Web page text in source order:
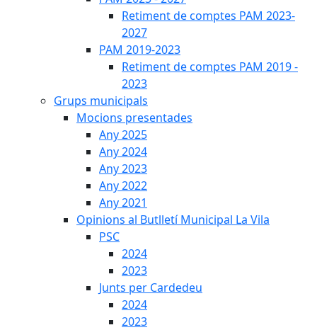
Retiment de comptes PAM 2023-
2027
PAM 2019-2023
Retiment de comptes PAM 2019 -
2023
Grups municipals
Mocions presentades
Any 2025
Any 2024
Any 2023
Any 2022
Any 2021
Opinions al Butlletí Municipal La Vila
PSC
2024
2023
Junts per Cardedeu
2024
2023